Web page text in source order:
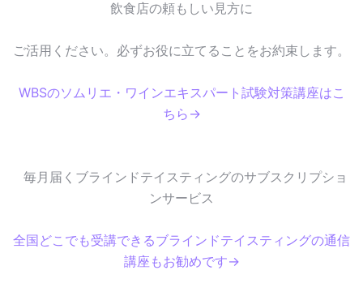
飲食店の頼もしい見方に
ご活用ください。必ずお役に立てることをお約束します。
WBSのソムリエ・ワインエキスパート試験対策講座はこ
ちら→
毎月届くブラインドテイスティングのサブスクリプショ
ンサービス
全国どこでも受講できるブラインドテイスティングの通信
講座もお勧めです→